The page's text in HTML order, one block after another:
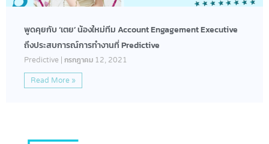
พูดคุยกับ ‘เตย’ น้องใหม่ทีม Account Engagement Executive
ถึงประสบการณ์การทำงานที่ Predictive
Predictive กรกฎาคม 12, 2021
Read More »